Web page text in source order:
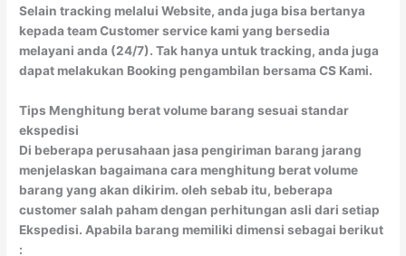
Selain tracking melalui Website, anda juga bisa bertanya
kepada team Customer service kami yang bersedia
melayani anda (24/7). Tak hanya untuk tracking, anda juga
dapat melakukan Booking pengambilan bersama CS Kami.
Tips Menghitung berat volume barang sesuai standar
ekspedisi
Di beberapa perusahaan jasa pengiriman barang jarang
menjelaskan bagaimana cara menghitung berat volume
barang yang akan dikirim. oleh sebab itu, beberapa
customer salah paham dengan perhitungan asli dari setiap
Ekspedisi. Apabila barang memiliki dimensi sebagai berikut
: